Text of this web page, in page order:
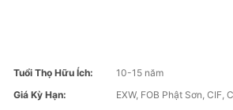
Tuổi Thọ Hữu Ích:
10-15 năm
Giá Kỳ Hạn:
EXW, FOB Phật Sơn, CIF,